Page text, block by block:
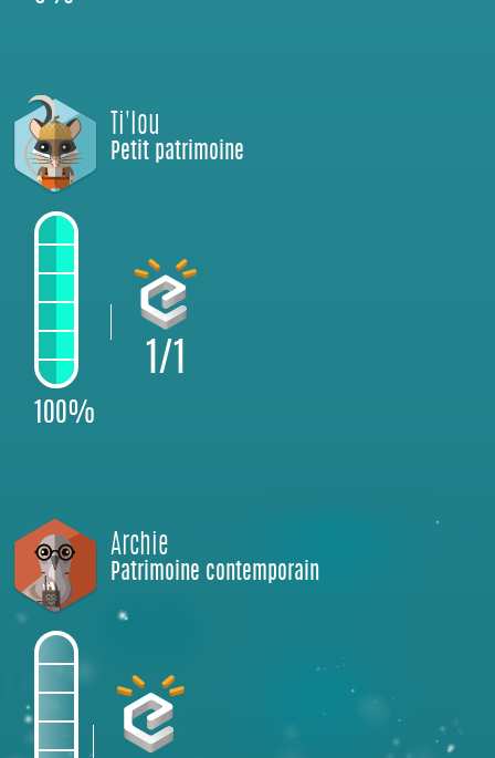
Ti'lou
Petit patrimoine
100%
1/1
Archie
Patrimoine contemporain